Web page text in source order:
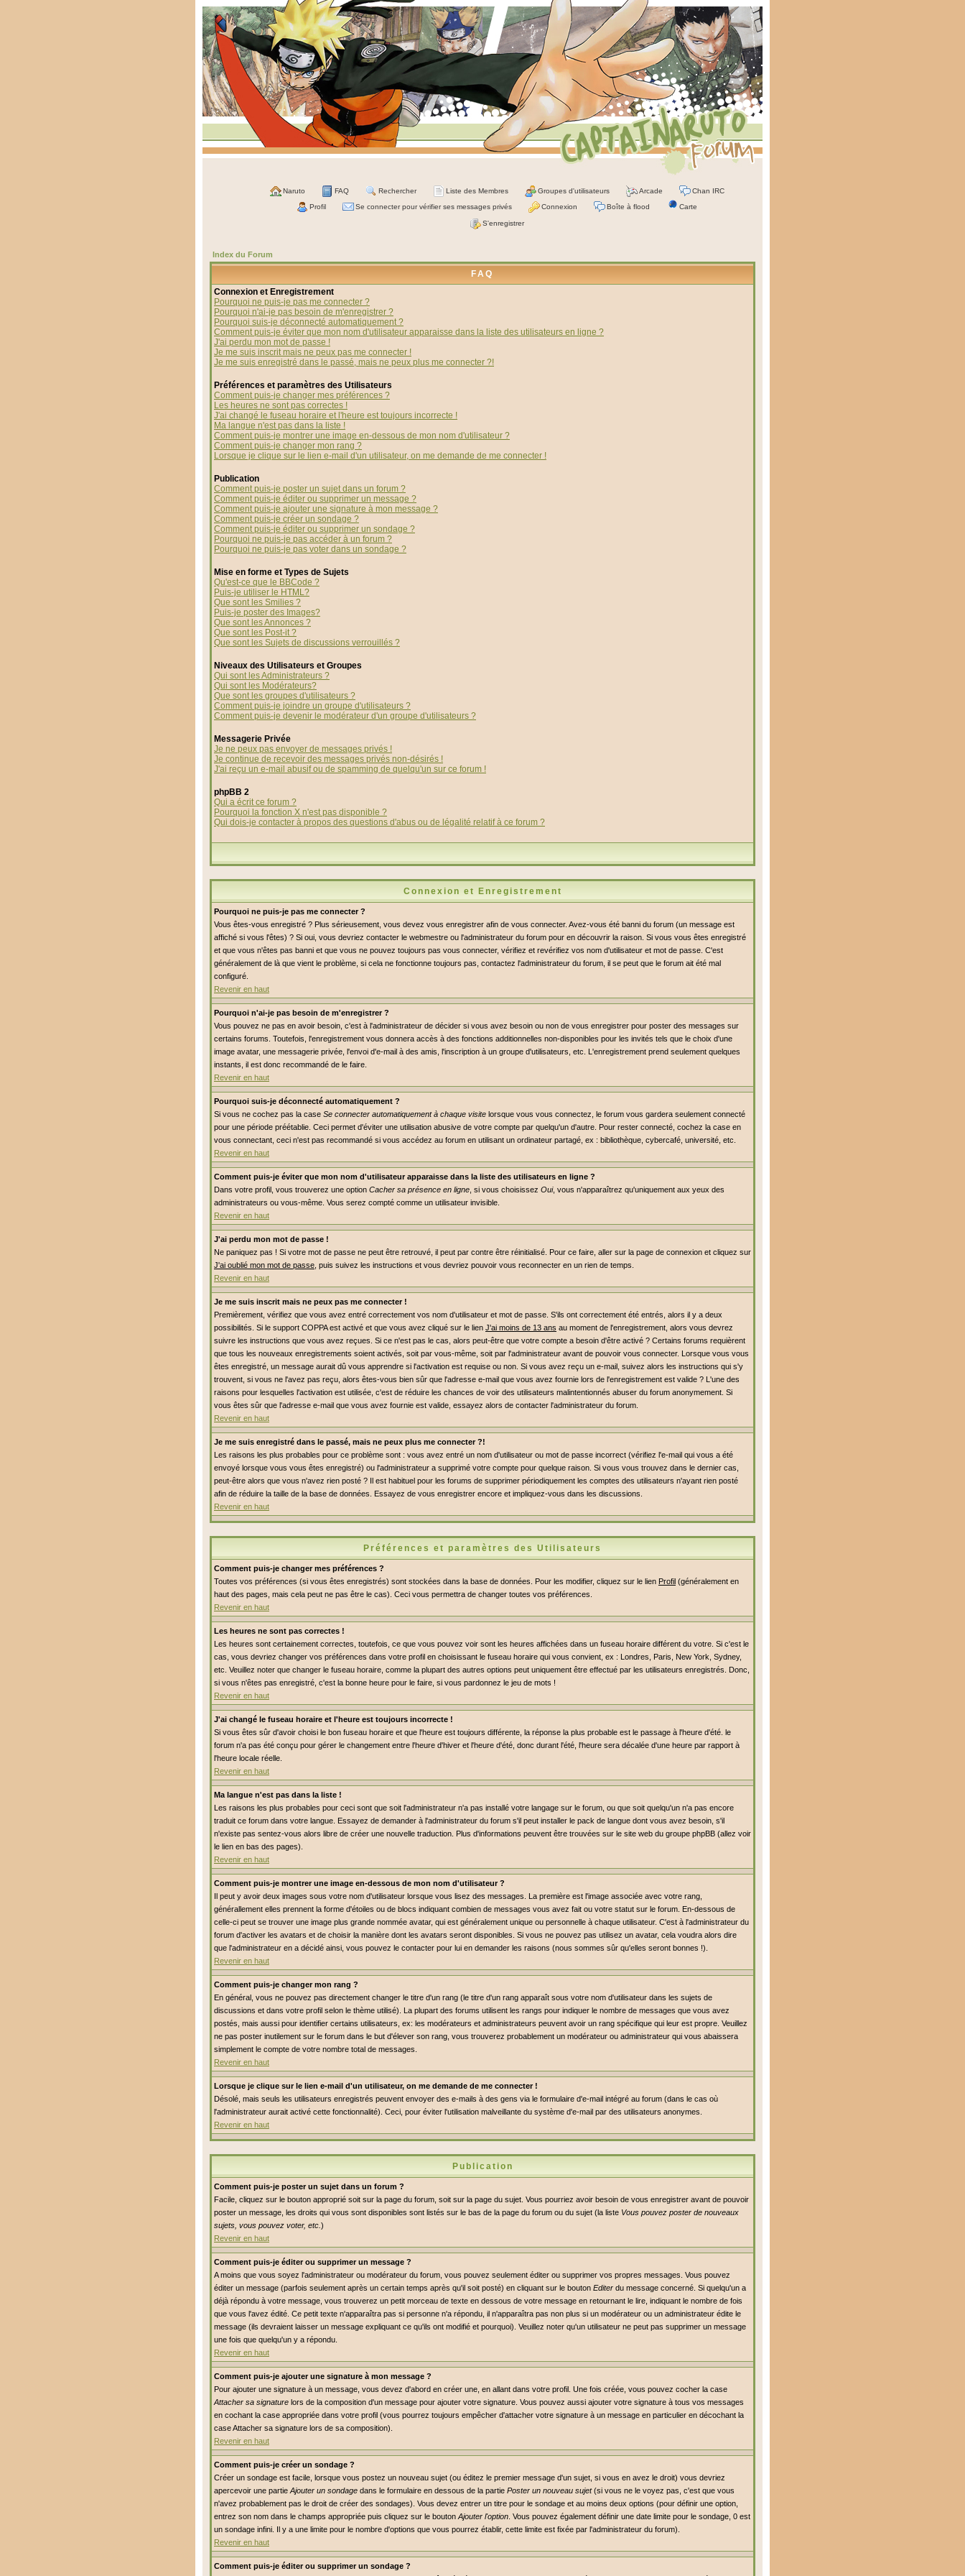
Naruto FAQ Rechercher Liste des Membres Groupes d'utilisateurs Arcade Chan IRC
Profil Se connecter pour vérifier ses messages privés Connexion Boîte à flood Carte
S'enregistrer
Index du Forum
FAQ
Connexion et Enregistrement
Pourquoi ne puis-je pas me connecter ?
Pourquoi n'ai-je pas besoin de m'enregistrer ?
Pourquoi suis-je déconnecté automatiquement ?
Comment puis-je éviter que mon nom d'utilisateur apparaisse dans la liste des utilisateurs en ligne ?
J'ai perdu mon mot de passe !
Je me suis inscrit mais ne peux pas me connecter !
Je me suis enregistré dans le passé, mais ne peux plus me connecter ?!
Préférences et paramètres des Utilisateurs
Comment puis-je changer mes préférences ?
Les heures ne sont pas correctes !
J'ai changé le fuseau horaire et l'heure est toujours incorrecte !
Ma langue n'est pas dans la liste !
Comment puis-je montrer une image en-dessous de mon nom d'utilisateur ?
Comment puis-je changer mon rang ?
Lorsque je clique sur le lien e-mail d'un utilisateur, on me demande de me connecter !
Publication
Comment puis-je poster un sujet dans un forum ?
Comment puis-je éditer ou supprimer un message ?
Comment puis-je ajouter une signature à mon message ?
Comment puis-je créer un sondage ?
Comment puis-je éditer ou supprimer un sondage ?
Pourquoi ne puis-je pas accéder à un forum ?
Pourquoi ne puis-je pas voter dans un sondage ?
Mise en forme et Types de Sujets
Qu'est-ce que le BBCode ?
Puis-je utiliser le HTML?
Que sont les Smilies ?
Puis-je poster des Images?
Que sont les Annonces ?
Que sont les Post-it ?
Que sont les Sujets de discussions verrouillés ?
Niveaux des Utilisateurs et Groupes
Qui sont les Administrateurs ?
Qui sont les Modérateurs?
Que sont les groupes d'utilisateurs ?
Comment puis-je joindre un groupe d'utilisateurs ?
Comment puis-je devenir le modérateur d'un groupe d'utilisateurs ?
Messagerie Privée
Je ne peux pas envoyer de messages privés !
Je continue de recevoir des messages privés non-désirés !
J'ai reçu un e-mail abusif ou de spamming de quelqu'un sur ce forum !
phpBB 2
Qui a écrit ce forum ?
Pourquoi la fonction X n'est pas disponible ?
Qui dois-je contacter à propos des questions d'abus ou de légalité relatif à ce forum ?
Connexion et Enregistrement
Pourquoi ne puis-je pas me connecter ?
Vous êtes-vous enregistré ? Plus sérieusement, vous devez vous enregistrer afin de vous connecter. Avez-vous été banni du forum (un message est
affiché si vous l'êtes) ? Si oui, vous devriez contacter le webmestre ou l'administrateur du forum pour en découvrir la raison. Si vous vous êtes enregistré
et que vous n'êtes pas banni et que vous ne pouvez toujours pas vous connecter, vérifiez et revérifiez vos nom d'utilisateur et mot de passe. C'est
généralement de là que vient le problème, si cela ne fonctionne toujours pas, contactez l'administrateur du forum, il se peut que le forum ait été mal
configuré.
Revenir en haut
Pourquoi n'ai-je pas besoin de m'enregistrer ?
Vous pouvez ne pas en avoir besoin, c'est à l'administrateur de décider si vous avez besoin ou non de vous enregistrer pour poster des messages sur
certains forums. Toutefois, l'enregistrement vous donnera accès à des fonctions additionnelles non-disponibles pour les invités tels que le choix d'une
image avatar, une messagerie privée, l'envoi d'e-mail à des amis, l'inscription à un groupe d'utilisateurs, etc. L'enregistrement prend seulement quelques
instants, il est donc recommandé de le faire.
Revenir en haut
Pourquoi suis-je déconnecté automatiquement ?
Si vous ne cochez pas la case Se connecter automatiquement à chaque visite lorsque vous vous connectez, le forum vous gardera seulement connecté
pour une période préétablie. Ceci permet d'éviter une utilisation abusive de votre compte par quelqu'un d'autre. Pour rester connecté, cochez la case en
vous connectant, ceci n'est pas recommandé si vous accédez au forum en utilisant un ordinateur partagé, ex : bibliothèque, cybercafé, université, etc.
Revenir en haut
Comment puis-je éviter que mon nom d'utilisateur apparaisse dans la liste des utilisateurs en ligne ?
Dans votre profil, vous trouverez une option Cacher sa présence en ligne , si vous choisissez Oui, vous n'apparaîtrez qu'uniquement aux yeux des
administrateurs ou vous-même. Vous serez compté comme un utilisateur invisible.
Revenir en haut
J'ai perdu mon mot de passe !
Ne paniquez pas ! Si votre mot de passe ne peut être retrouvé, il peut par contre être réinitialisé. Pour ce faire, aller sur la page de connexion et cliquez sur
J'ai oublié mon mot de passe , puis suivez les instructions et vous devriez pouvoir vous reconnecter en un rien de temps.
Revenir en haut
Je me suis inscrit mais ne peux pas me connecter !
Premièrement, vérifiez que vous avez entré correctement vos nom d'utilisateur et mot de passe. S'ils ont correctement été entrés, alors il y a deux
possibilités. Si le support COPPA est activé et que vous avez cliqué sur le lien J'ai moins de 13 ans au moment de l'enregistrement, alors vous devrez
suivre les instructions que vous avez reçues. Si ce n'est pas le cas, alors peut-être que votre compte a besoin d'être activé ? Certains forums requièrent
que tous les nouveaux enregistrements soient activés, soit par vous-même, soit par l'administrateur avant de pouvoir vous connecter. Lorsque vous vous
êtes enregistré, un message aurait dû vous apprendre si l'activation est requise ou non. Si vous avez reçu un e-mail, suivez alors les instructions qui s'y
trouvent, si vous ne l'avez pas reçu, alors êtes-vous bien sûr que l'adresse e-mail que vous avez fournie lors de l'enregistrement est valide ? L'une des
raisons pour lesquelles l'activation est utilisée, c'est de réduire les chances de voir des utilisateurs malintentionnés abuser du forum anonymement. Si
vous êtes sûr que l'adresse e-mail que vous avez fournie est valide, essayez alors de contacter l'administrateur du forum.
Revenir en haut
Je me suis enregistré dans le passé, mais ne peux plus me connecter ?!
Les raisons les plus probables pour ce problème sont : vous avez entré un nom d'utilisateur ou mot de passe incorrect (vérifiez l'e-mail qui vous a été
envoyé lorsque vous vous êtes enregistré) ou l'administrateur a supprimé votre compte pour quelque raison. Si vous vous trouvez dans le dernier cas,
peut-être alors que vous n'avez rien posté ? Il est habituel pour les forums de supprimer périodiquement les comptes des utilisateurs n'ayant rien posté
afin de réduire la taille de la base de données. Essayez de vous enregistrer encore et impliquez-vous dans les discussions.
Revenir en haut
Préférences et paramètres des Utilisateurs
Comment puis-je changer mes préférences ?
Toutes vos préférences (si vous êtes enregistrés) sont stockées dans la base de données. Pour les modifier, cliquez sur le lien Profil (généralement en
haut des pages, mais cela peut ne pas être le cas). Ceci vous permettra de changer toutes vos préférences.
Revenir en haut
Les heures ne sont pas correctes !
Les heures sont certainement correctes, toutefois, ce que vous pouvez voir sont les heures affichées dans un fuseau horaire différent du votre. Si c'est le
cas, vous devriez changer vos préférences dans votre profil en choisissant le fuseau horaire qui vous convient, ex : Londres, Paris, New York, Sydney,
etc. Veuillez noter que changer le fuseau horaire, comme la plupart des autres options peut uniquement être effectué par les utilisateurs enregistrés. Donc,
si vous n'êtes pas enregistré, c'est la bonne heure pour le faire, si vous pardonnez le jeu de mots !
Revenir en haut
J'ai changé le fuseau horaire et l'heure est toujours incorrecte !
Si vous êtes sûr d'avoir choisi le bon fuseau horaire et que l'heure est toujours différente, la réponse la plus probable est le passage à l'heure d'été. le
forum n'a pas été conçu pour gérer le changement entre l'heure d'hiver et l'heure d'été, donc durant l'été, l'heure sera décalée d'une heure par rapport à
l'heure locale réelle.
Revenir en haut
Ma langue n'est pas dans la liste !
Les raisons les plus probables pour ceci sont que soit l'administrateur n'a pas installé votre langage sur le forum, ou que soit quelqu'un n'a pas encore
traduit ce forum dans votre langue. Essayez de demander à l'administrateur du forum s'il peut installer le pack de langue dont vous avez besoin, s'il
n'existe pas sentez-vous alors libre de créer une nouvelle traduction. Plus d'informations peuvent être trouvées sur le site web du groupe phpBB (allez voir
le lien en bas des pages).
Revenir en haut
Comment puis-je montrer une image en-dessous de mon nom d'utilisateur ?
Il peut y avoir deux images sous votre nom d'utilisateur lorsque vous lisez des messages. La première est l'image associée avec votre rang,
générallement elles prennent la forme d'étoiles ou de blocs indiquant combien de messages vous avez fait ou votre statut sur le forum. En-dessous de
celle-ci peut se trouver une image plus grande nommée avatar, qui est généralement unique ou personnelle à chaque utilisateur. C'est à l'administrateur du
forum d'activer les avatars et de choisir la manière dont les avatars seront disponibles. Si vous ne pouvez pas utilisez un avatar, cela voudra alors dire
que l'administrateur en a décidé ainsi, vous pouvez le contacter pour lui en demander les raisons (nous sommes sûr qu'elles seront bonnes !).
Revenir en haut
Comment puis-je changer mon rang ?
En général, vous ne pouvez pas directement changer le titre d'un rang (le titre d'un rang apparaît sous votre nom d'utilisateur dans les sujets de
discussions et dans votre profil selon le thème utilisé). La plupart des forums utilisent les rangs pour indiquer le nombre de messages que vous avez
postés, mais aussi pour identifier certains utilisateurs, ex: les modérateurs et administrateurs peuvent avoir un rang spécifique qui leur est propre. Veuillez
ne pas poster inutilement sur le forum dans le but d'élever son rang, vous trouverez probablement un modérateur ou administrateur qui vous abaissera
simplement le compte de votre nombre total de messages.
Revenir en haut
Lorsque je clique sur le lien e-mail d'un utilisateur, on me demande de me connecter !
Désolé, mais seuls les utilisateurs enregistrés peuvent envoyer des e-mails à des gens via le formulaire d'e-mail intégré au forum (dans le cas où
l'administrateur aurait activé cette fonctionnalité). Ceci, pour éviter l'utilisation malveillante du système d'e-mail par des utilisateurs anonymes.
Revenir en haut
Publication
Comment puis-je poster un sujet dans un forum ?
Facile, cliquez sur le bouton approprié soit sur la page du forum, soit sur la page du sujet. Vous pourriez avoir besoin de vous enregistrer avant de pouvoir
poster un message, les droits qui vous sont disponibles sont listés sur le bas de la page du forum ou du sujet (la liste Vous pouvez poster de nouveaux
sujets, vous pouvez voter, etc. )
Revenir en haut
Comment puis-je éditer ou supprimer un message ?
A moins que vous soyez l'administrateur ou modérateur du forum, vous pouvez seulement éditer ou supprimer vos propres messages. Vous pouvez
éditer un message (parfois seulement après un certain temps après qu'il soit posté) en cliquant sur le bouton Editer du message concerné. Si quelqu'un a
déjà répondu à votre message, vous trouverez un petit morceau de texte en dessous de votre message en retournant le lire, indiquant le nombre de fois
que vous l'avez édité. Ce petit texte n'apparaîtra pas si personne n'a répondu, il n'apparaîtra pas non plus si un modérateur ou un administrateur édite le
message (ils devraient laisser un message expliquant ce qu'ils ont modifié et pourquoi). Veuillez noter qu'un utilisateur ne peut pas supprimer un message
une fois que quelqu'un y a répondu.
Revenir en haut
Comment puis-je ajouter une signature à mon message ?
Pour ajouter une signature à un message, vous devez d'abord en créer une, en allant dans votre profil. Une fois créée, vous pouvez cocher la case
Attacher sa signature lors de la composition d'un message pour ajouter votre signature. Vous pouvez aussi ajouter votre signature à tous vos messages
en cochant la case appropriée dans votre profil (vous pourrez toujours empêcher d'attacher votre signature à un message en particulier en décochant la
case Attacher sa signature lors de sa composition).
Revenir en haut
Comment puis-je créer un sondage ?
Créer un sondage est facile, lorsque vous postez un nouveau sujet (ou éditez le premier message d'un sujet, si vous en avez le droit) vous devriez
apercevoir une partie Ajouter un sondage dans le formulaire en dessous de la partie Poster un nouveau sujet(si vous ne le voyez pas, c'est que vous
n'avez probablement pas le droit de créer des sondages). Vous devez entrer un titre pour le sondage et au moins deux options (pour définir une option,
entrez son nom dans le champs appropriée puis cliquez sur le bouton Ajouter l'option . Vous pouvez également définir une date limite pour le sondage, 0 est
un sondage infini. Il y a une limite pour le nombre d'options que vous pourrez établir, cette limite est fixée par l'administrateur du forum).
Revenir en haut
Comment puis-je éditer ou supprimer un sondage ?